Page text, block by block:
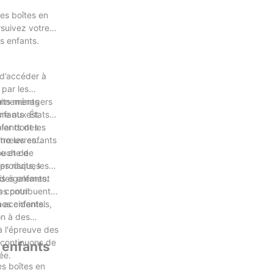
boîtes en
votre
enfants.
à
les
ménagers
est
aux États-
dont les
les enfants
des
de
risques
et de
les
enfants.
pour
également
contribuent à
accidentels,
enfants.
à des
l'épreuve des
de
boîtes en